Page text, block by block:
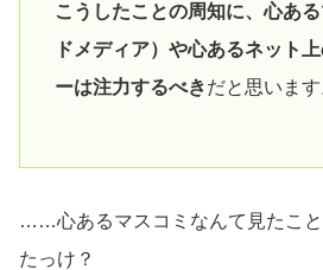
こうしたことの周知に、心あ
ドメディア）や心あるネット
ーは注力するべきだと思います
……心あるマスコミなんて見たこ
たっけ？